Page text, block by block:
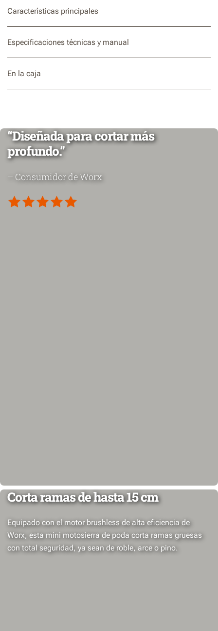
Los protectores de seguridad protegen tus manos de la
cadena y de los restos proyectados.
Empuñadura de goma
Características principales
Especificaciones técnicas y manual
En la caja
“Diseñada para cortar más
profundo.”
– Consumidor de Worx
Corta ramas de hasta 15 cm
Equipado con el motor brushless de alta eficiencia de
Worx, esta mini motosierra de poda corta ramas gruesas
con total seguridad, ya sean de roble, arce o pino.